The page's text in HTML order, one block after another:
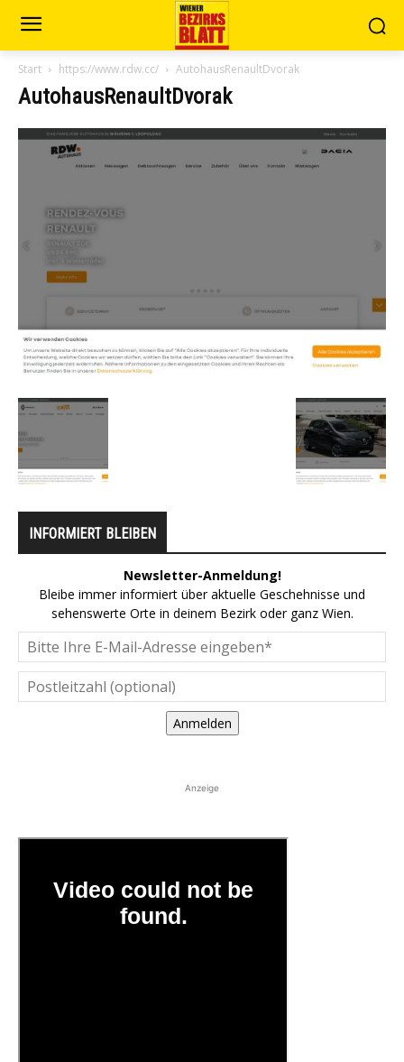
Start https://www.rdw.cc/ AutohausRenaultDvorak
AutohausRenaultDvorak
INFORMIERT BLEIBEN
Newsletter-Anmeldung!
Bleibe immer informiert über aktuelle Geschehnisse und
sehenswerte Orte in deinem Bezirk oder ganz Wien.
Anmelden
Anzeige